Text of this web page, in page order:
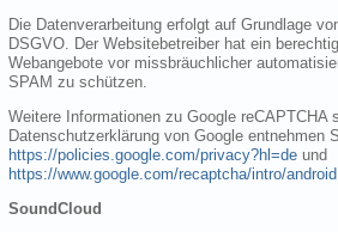
Die Datenverarbeitung erfolgt auf Grundlage
DSGVO. Der Websitebetreiber hat ein
Webangebote vor missbräuchlicher
SPAM zu schützen.
Weitere Informationen zu Google reCAPTCHA
Datenschutzerklärung von Google entnehmen
https://policies.google.com/privacy?hl=de und
https://www.google.com/recaptcha/intro/
SoundCloud